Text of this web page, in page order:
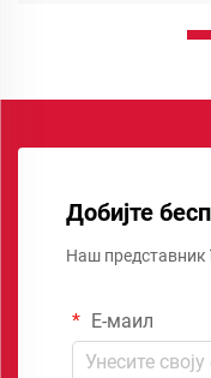
Добијте
Наш представник
Е-маил